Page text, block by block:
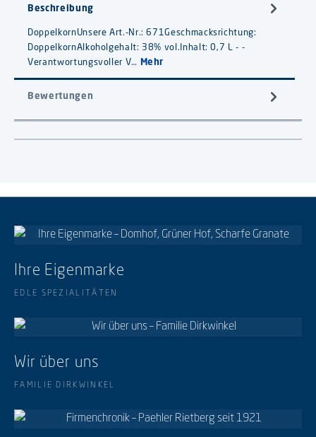
Beschreibung
DoppelkornUnsere Art.-Nr.: 671Geschmacksrichtung:
DoppelkornAlkoholgehalt: 38% vol.Inhalt: 0,7 L - -
Verantwortungsvoller V…
Mehr
Bewertungen
Ihre Eigenmarke
EDLE SPEZIALITÄTEN
Wir über uns
FAMILIE DIRKWINKEL